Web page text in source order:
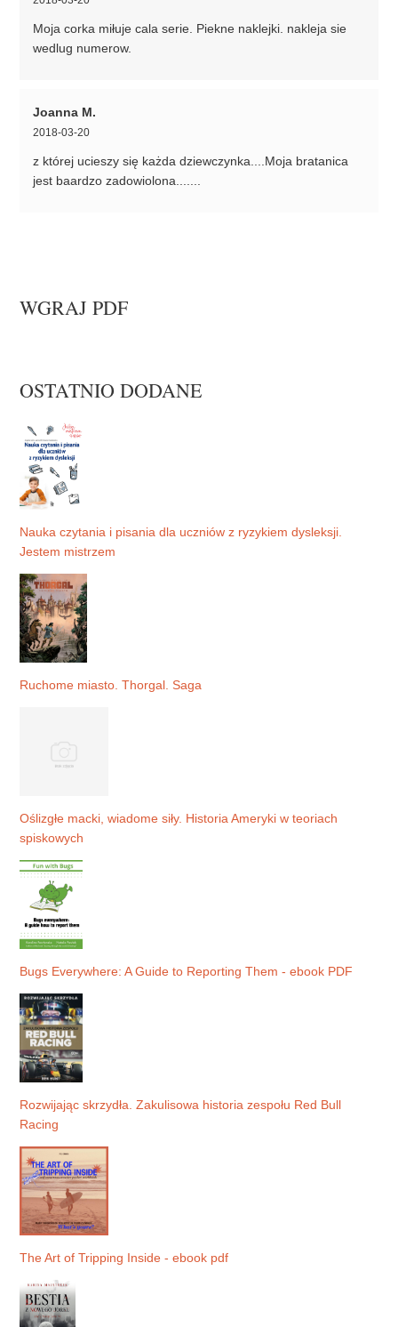
Moja corka miłuje cala serie. Piekne naklejki. nakleja sie
wedlug numerow.
Joanna M.
2018-03-20
z której ucieszy się każda dziewczynka....Moja bratanica
jest baardzo zadowiolona.......
WGRAJ PDF
OSTATNIO DODANE
Nauka czytania i pisania dla uczniów z ryzykiem dysleksji.
Jestem mistrzem
Ruchome miasto. Thorgal. Saga
Oślizgłe macki, wiadome siły. Historia Ameryki w teoriach
spiskowych
Bugs Everywhere: A Guide to Reporting Them - ebook PDF
Rozwijając skrzydła. Zakulisowa historia zespołu Red Bull
Racing
The Art of Tripping Inside - ebook pdf